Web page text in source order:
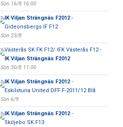
Sön 16/8 16:00
IK Viljan Strängnäs F2012-
Gideonsbergs IF F12
Sön 23/8
Västerås SK FK F12/ IFK Västerås F12 -
IK Viljan Strängnäs F2012
Sön 30/8 11:00
IK Viljan Strängnäs F2012-
Eskilstuna United DFF F-2011/12 Blå
Sön 6/9
IK Viljan Strängnäs F2012-
Skiljebo SK F13